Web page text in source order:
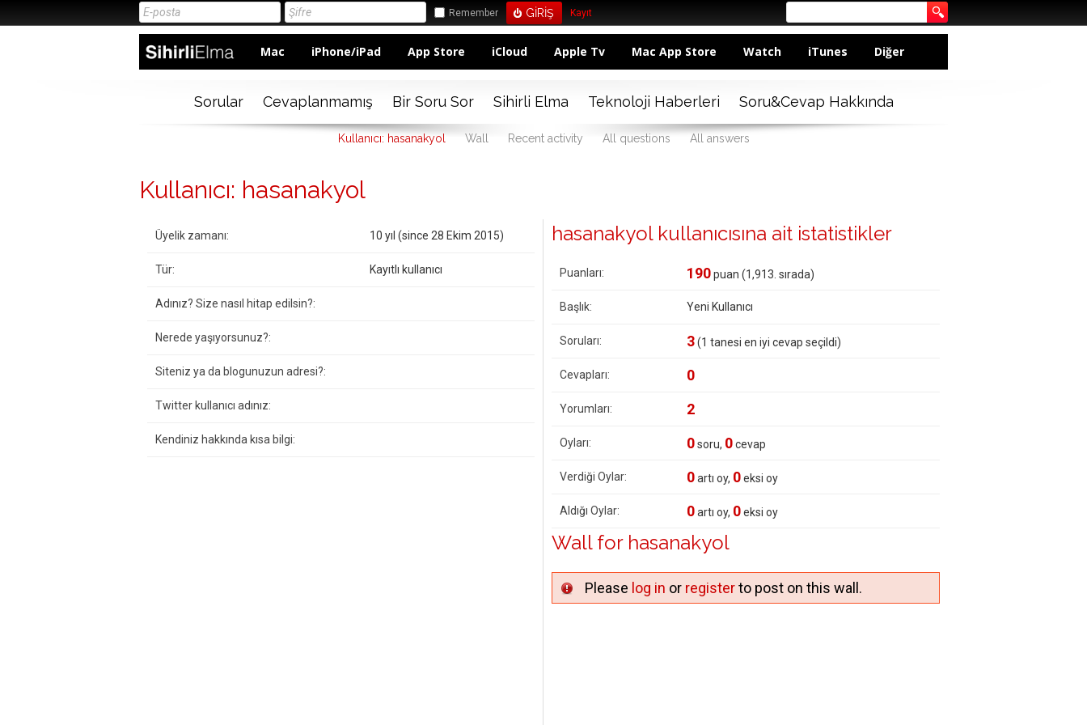
Remember Kayıt
Mac iPhone/iPad App Store iCloud Apple Tv Mac App Store Watch iTunes Diğer
Sorular Cevaplanmamış Bir Soru Sor Sihirli Elma Teknoloji Haberleri Soru&Cevap Hakkında
Kullanıcı: hasanakyol Wall Recent activity All questions All answers
Kullanıcı: hasanakyol
Üyelik zamanı: 10 yıl (since 28 Ekim 2015)
Tür: Kayıtlı kullanıcı
Adınız? Size nasıl hitap edilsin?:
Nerede yaşıyorsunuz?:
Siteniz ya da blogunuzun adresi?:
Twitter kullanıcı adınız:
Kendiniz hakkında kısa bilgi:
hasanakyol kullanıcısına ait istatistikler
Puanları: 190puan (1,913 . sırada)
Başlık: Yeni Kullanıcı
Soruları: 3(1 tanesi en iyi cevap seçildi)
Cevapları: 0
Yorumları: 2
Oyları: 0soru, 0cevap
Verdiği Oylar: 0artı oy, 0eksi oy
Aldığı Oylar: 0artı oy, 0eksi oy
Wall for hasanakyol
Please log in or registerto post on this wall.